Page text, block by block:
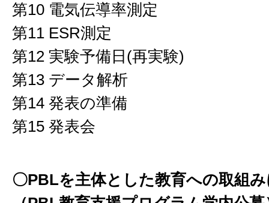
第10 電気伝導率測定
第11 ESR測定
第12 実験予備日(再実験)
第13 データ解析
第14 発表の準備
第15 発表会
〇PBLを主体とした教育への取組